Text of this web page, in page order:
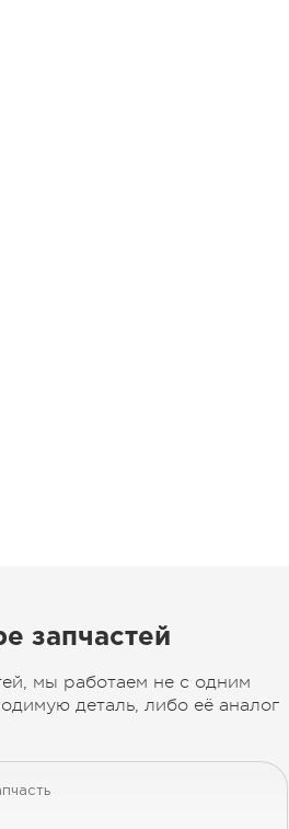
запчастей
мы работаем не с одним
деталь, либо её аналог